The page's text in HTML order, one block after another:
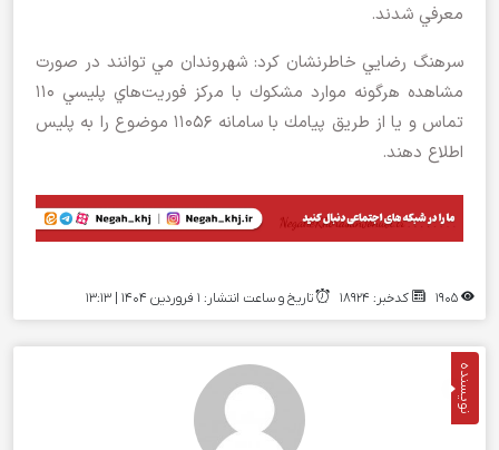
معرفي شدند.
سرهنگ رضايي خاطرنشان کرد: شهروندان مي توانند در صورت
مشاهده هرگونه موارد مشكوك با مرکز فوريت‌هاي پليسي 110
تماس و يا از طريق پيامك با سامانه 11056 موضوع را به پليس
اطلاع دهند.
کدخبر: 18924 تاریخ و ساعت انتشار: ۱ فروردین ۱۴۰۴ | 13:13
نویسنده